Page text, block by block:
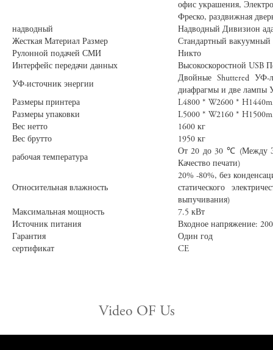
офис украшения,
Фреско, раздвижная
надводный
Надводный Дивизион
Жесткая Материал Размер
Стандартный вакуумный
Рулонной подачей СМИ
Никто
Интерфейс передачи данных
Высокоскоростной USB
УФ-источник энергии
Двойные Shuttered УФ-
диафрагмы и две лампы
Размеры принтера
L4800 * W2600 *
Размеры упаковки
L5000 * W2160 *
Вес нетто
1600 кг
Вес брутто
1950 кг
рабочая температура
От 20 до 30 ℃ (Между
Качество печати)
Относительная влажность
20% -80%, без
статического
выпучивания)
Максимальная мощность
7.5 кВт
Источник питания
Входное напряжение:
Гарантия
Один год
сертификат
CE
Video OF Us